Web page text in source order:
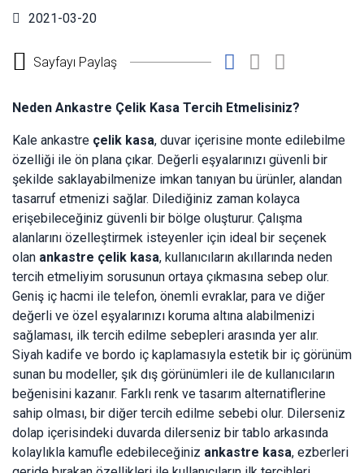
2021-03-20
Sayfayı Paylaş
Neden Ankastre Çelik Kasa Tercih Etmelisiniz?
Kale ankastre çelik kasa, duvar içerisine monte edilebilme
özelliği ile ön plana çıkar. Değerli eşyalarınızı güvenli bir
şekilde saklayabilmenize imkan tanıyan bu ürünler, alandan
tasarruf etmenizi sağlar. Dilediğiniz zaman kolayca
erişebileceğiniz güvenli bir bölge oluşturur. Çalışma
alanlarını özelleştirmek isteyenler için ideal bir seçenek
olan ankastre çelik kasa, kullanıcıların akıllarında neden
tercih etmeliyim sorusunun ortaya çıkmasına sebep olur.
Geniş iç hacmi ile telefon, önemli evraklar, para ve diğer
değerli ve özel eşyalarınızı koruma altına alabilmenizi
sağlaması, ilk tercih edilme sebepleri arasında yer alır.
Siyah kadife ve bordo iç kaplamasıyla estetik bir iç görünüm
sunan bu modeller, şık dış görünümleri ile de kullanıcıların
beğenisini kazanır. Farklı renk ve tasarım alternatiflerine
sahip olması, bir diğer tercih edilme sebebi olur. Dilerseniz
dolap içerisindeki duvarda dilerseniz bir tablo arkasında
kolaylıkla kamufle edebileceğiniz ankastre kasa, ezberleri